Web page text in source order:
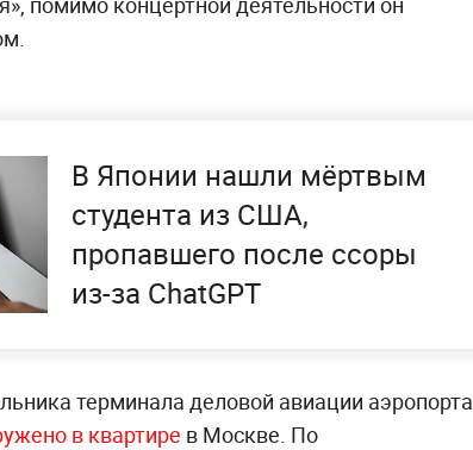
В Японии нашли мёртвым
студента из США,
пропавшего после ссоры
из-за ChatGPT
терминала деловой авиации аэропорта
в квартире в Москве. По